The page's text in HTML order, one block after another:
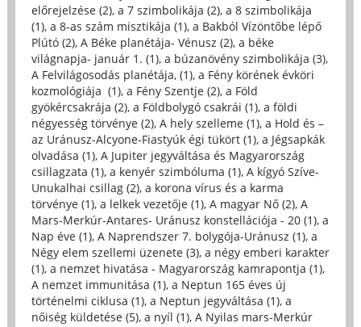
előrejelzése (2), a 7 szimbolikája (2), a 8 szimbolikája
(1), a 8-as szám misztikája (1), a Bakból Vízöntőbe lépő
Plútó (2), A Béke planétája- Vénusz (2), a béke
világnapja- január 1. (1), a búzanövény szimbolikája (3),
A Felvilágosodás planétája, (1), a Fény körének évköri
kozmológiája (1), a Fény Szentje (2), a Föld
gyökércsakrája (2), a Földbolygó csakrái (1), a földi
négyesség törvénye (2), A hely szelleme (1), a Hold és –
az Uránusz-Alcyone-Fiastyúk égi tükört (1), a Jégsapkák
olvadása (1), A Jupiter jegyváltása és Magyarország
csillagzata (1), a kenyér szimbóluma (1), A kígyó Szíve-
Unukalhai csillag (2), a korona vírus és a karma
törvénye (1), a lelkek vezetője (1), A magyar Nő (2), A
Mars-Merkúr-Antares- Uránusz konstellációja - 20 (1), a
Nap éve (1), A Naprendszer 7. bolygója-Uránusz (1), a
Négy elem szellemi üzenete (3), a négy emberi karakter
(1), a nemzet hivatása - Magyarország kamrapontja (1),
A nemzet immunitása (1), a Neptun 165 éves új
történelmi ciklusa (1), a Neptun jegyváltása (1), a
nőiség küldetése (5), a nyíl (1), A Nyilas mars-Merkúr